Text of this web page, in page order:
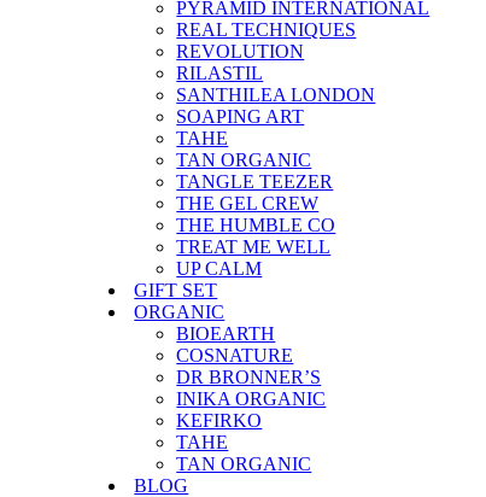
PYRAMID INTERNATIONAL
REAL TECHNIQUES
REVOLUTION
RILASTIL
SANTHILEA LONDON
SOAPING ART
TAHE
TAN ORGANIC
TANGLE TEEZER
THE GEL CREW
THE HUMBLE CO
TREAT ME WELL
UP CALM
GIFT SET
ORGANIC
BIOEARTH
COSNATURE
DR BRONNER’S
INIKA ORGANIC
KEFIRKO
TAHE
TAN ORGANIC
BLOG